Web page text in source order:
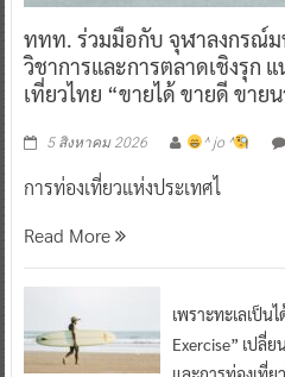
ททท. ร่วมมือกับ จุฬาลงกรณ์ม
วิชาการและการตลาดเชิงรุก
เที่ยวไทย “ขายได้ ขายดี ขาย
5 สิงหาคม 2026 ^ jo ^
การท่องเที่ยวแห่งประเทศไ
Read More
เพราะทะเลเป็
Exercise” เปลี่